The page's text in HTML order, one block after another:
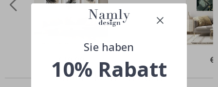
Price
Andere kauften auch
Sie haben
10% Rabatt